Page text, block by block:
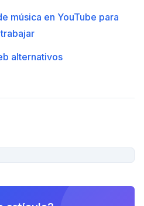
música en YouTube para
alternativos